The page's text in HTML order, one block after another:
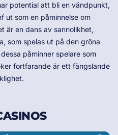
potential att bli en vändpunkt,
ut som en påminnelse om
är en dans av sannolikhet,
som spelas ut på den gröna
påminner spelare som
fortfarande är ett fängslande